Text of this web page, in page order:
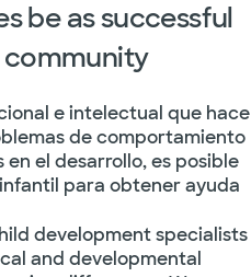
be as successful
community
e intelectual que hace
de comportamiento
el desarrollo, es posible
para obtener ayuda
development specialists
and developmental